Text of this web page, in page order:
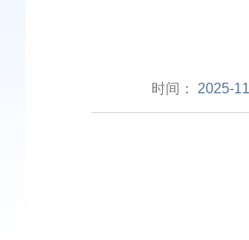
时间： 2025-